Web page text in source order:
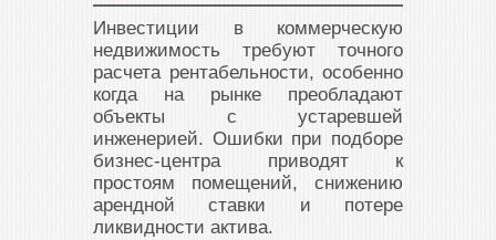
Инвестиции в коммерческую
недвижимость требуют точного
расчета рентабельности, особенно
когда на рынке преобладают
объекты с устаревшей
инженерией. Ошибки при подборе
бизнес-центра приводят к
простоям помещений, снижению
арендной ставки и потере
ликвидности актива.